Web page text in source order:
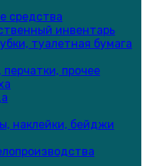
средства
инвентарь
туалетная бумага
прочее
наклейки, бейджи